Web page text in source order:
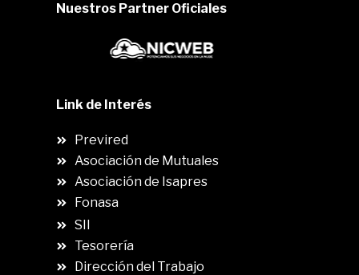
Nuestros Partner Oficiales
Link de Interés
Previred
Asociación de Mutuales
Asociación de Isapres
Fonasa
SII
Tesorería
Dirección del Trabajo